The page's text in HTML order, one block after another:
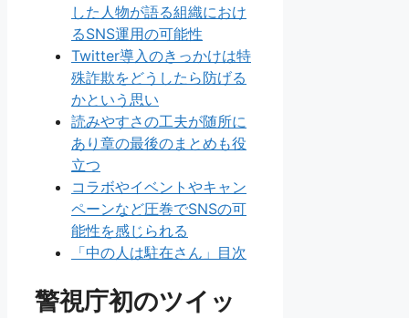
した人物が語る組織におけ
るSNS運用の可能性
Twitter導入のきっかけは特
殊詐欺をどうしたら防げる
かという思い
読みやすさの工夫が随所に
あり章の最後のまとめも役
立つ
コラボやイベントやキャン
ペーンなど圧巻でSNSの可
能性を感じられる
「中の人は駐在さん」目次
警視庁初のツイッ